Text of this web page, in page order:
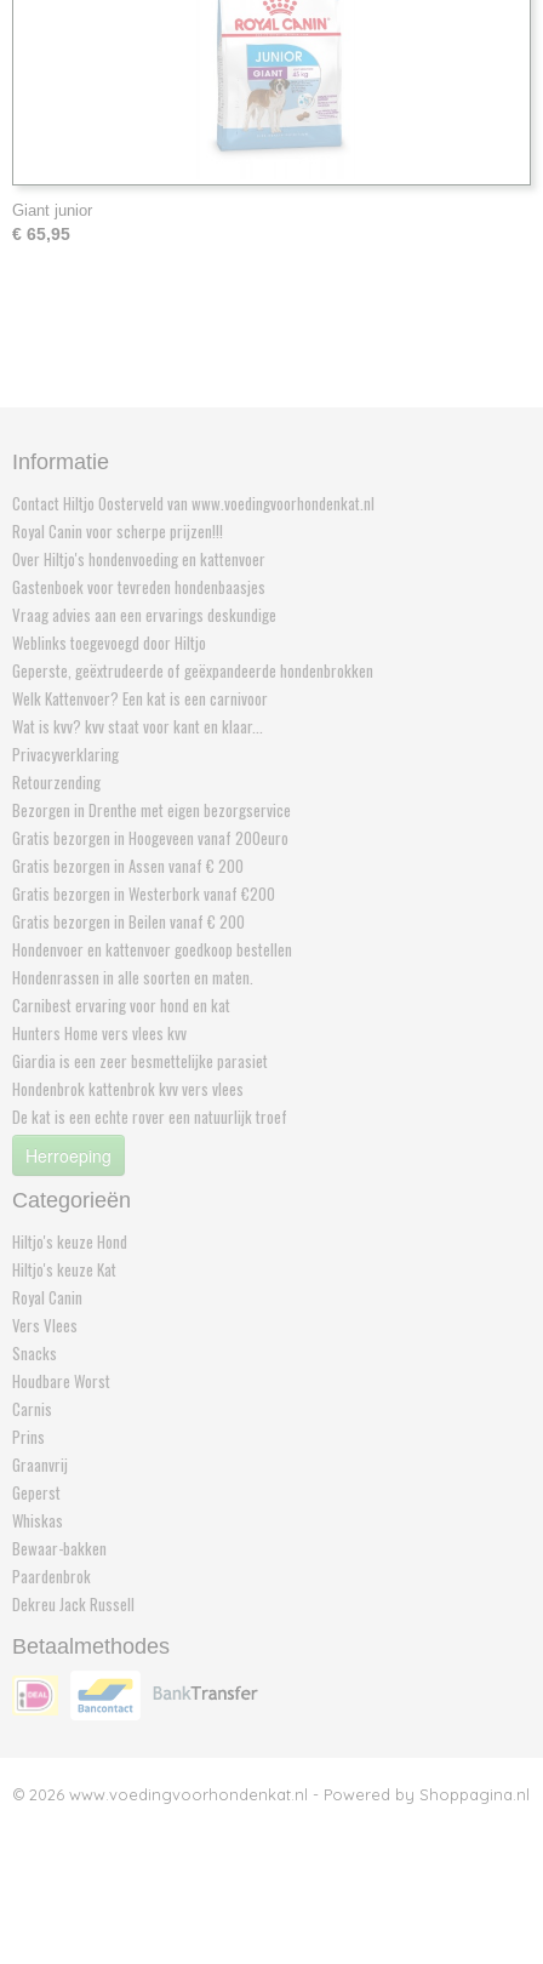
Giant junior
€ 65,95
Informatie
Contact Hiltjo Oosterveld van www.voedingvoorhondenkat.nl
Royal Canin voor scherpe prijzen!!!
Over Hiltjo's hondenvoeding en kattenvoer
Gastenboek voor tevreden hondenbaasjes
Vraag advies aan een ervarings deskundige
Weblinks toegevoegd door Hiltjo
Geperste, geëxtrudeerde of geëxpandeerde hondenbrokken
Welk Kattenvoer? Een kat is een carnivoor
Wat is kvv? kvv staat voor kant en klaar...
Privacyverklaring
Retourzending
Bezorgen in Drenthe met eigen bezorgservice
Gratis bezorgen in Hoogeveen vanaf 200euro
Gratis bezorgen in Assen vanaf € 200
Gratis bezorgen in Westerbork vanaf €200
Gratis bezorgen in Beilen vanaf € 200
Hondenvoer en kattenvoer goedkoop bestellen
Hondenrassen in alle soorten en maten.
Carnibest ervaring voor hond en kat
Hunters Home vers vlees kvv
Giardia is een zeer besmettelijke parasiet
Hondenbrok kattenbrok kvv vers vlees
De kat is een echte rover een natuurlijk troef
Herroeping
Categorieën
Hiltjo's keuze Hond
Hiltjo's keuze Kat
Royal Canin
Vers Vlees
Snacks
Houdbare Worst
Carnis
Prins
Graanvrij
Geperst
Whiskas
Bewaar-bakken
Paardenbrok
Dekreu Jack Russell
Betaalmethodes
© 2026 www.voedingvoorhondenkat.nl - Powered by Shoppagina.nl